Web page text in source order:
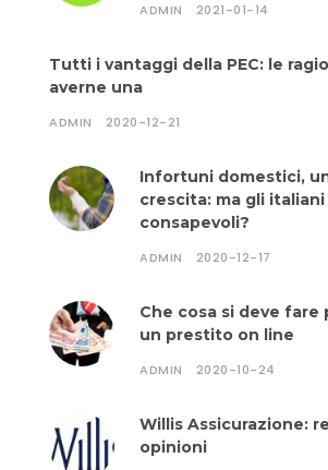
ADMIN 2021-01-14
Tutti i vantaggi della PEC: le
averne una
ADMIN 2020-12-21
Infortuni domestici,
crescita: ma gli
consapevoli?
ADMIN 2020-12-17
Che cosa si deve fare
un prestito on line
ADMIN 2020-10-24
Willis Assicurazione:
opinioni